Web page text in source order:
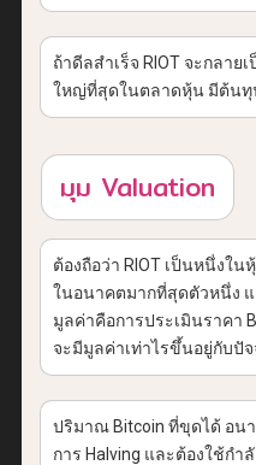
ถ้าดีลสำเร็จ RIOT จะกลาย
ใหญ่ที่สุดในตลาดหุ้น มีต้นทุ
มุม Valuation
ต้องถือว่า RIOT เป็นหนึ่งใ
ในอนาคตมากที่สุดตัวหนึ่ง
มูลค่าคือการประเมินราคา
จะมีมูลค่าเท่าไรขึ้นอยู่กับปั
ปริมาณ Bitcoin ที่ขุดได้ อน
การ Halving และต้องใช้ก